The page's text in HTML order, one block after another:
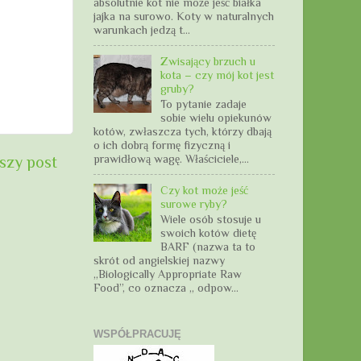
post
absolutnie kot nie może jeść białka
jajka na surowo. Koty w naturalnych
warunkach jedzą t...
Zwisający brzuch u
kota – czy mój kot jest
gruby?
To pytanie zadaje
sobie wielu opiekunów
kotów, zwłaszcza tych, którzy dbają
o ich dobrą formę fizyczną i
prawidłową wagę. Właściciele,...
Czy kot może jeść
surowe ryby?
Wiele osób stosuje u
swoich kotów dietę
BARF (nazwa ta to
skrót od angielskiej nazwy
„Biologically Appropriate Raw
Food”, co oznacza „ odpow...
WSPÓŁPRACUJĘ